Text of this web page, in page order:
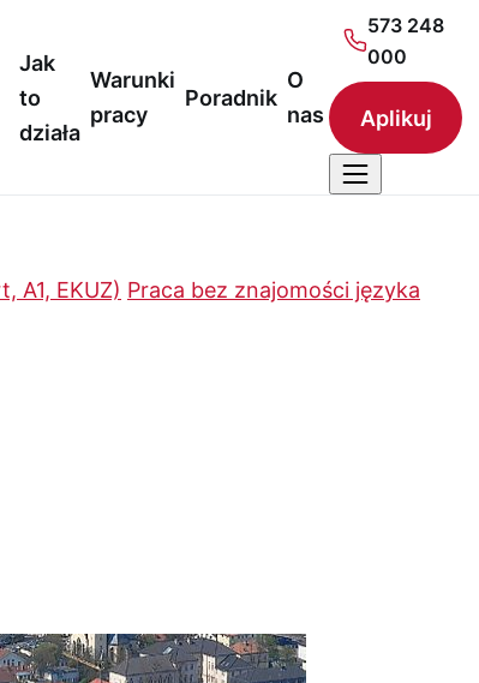
Jak
to
działa
Warunki
pracy
Poradnik
O
nas
573 248
000
Aplikuj
A1, EKUZ) Praca bez znajomości języka